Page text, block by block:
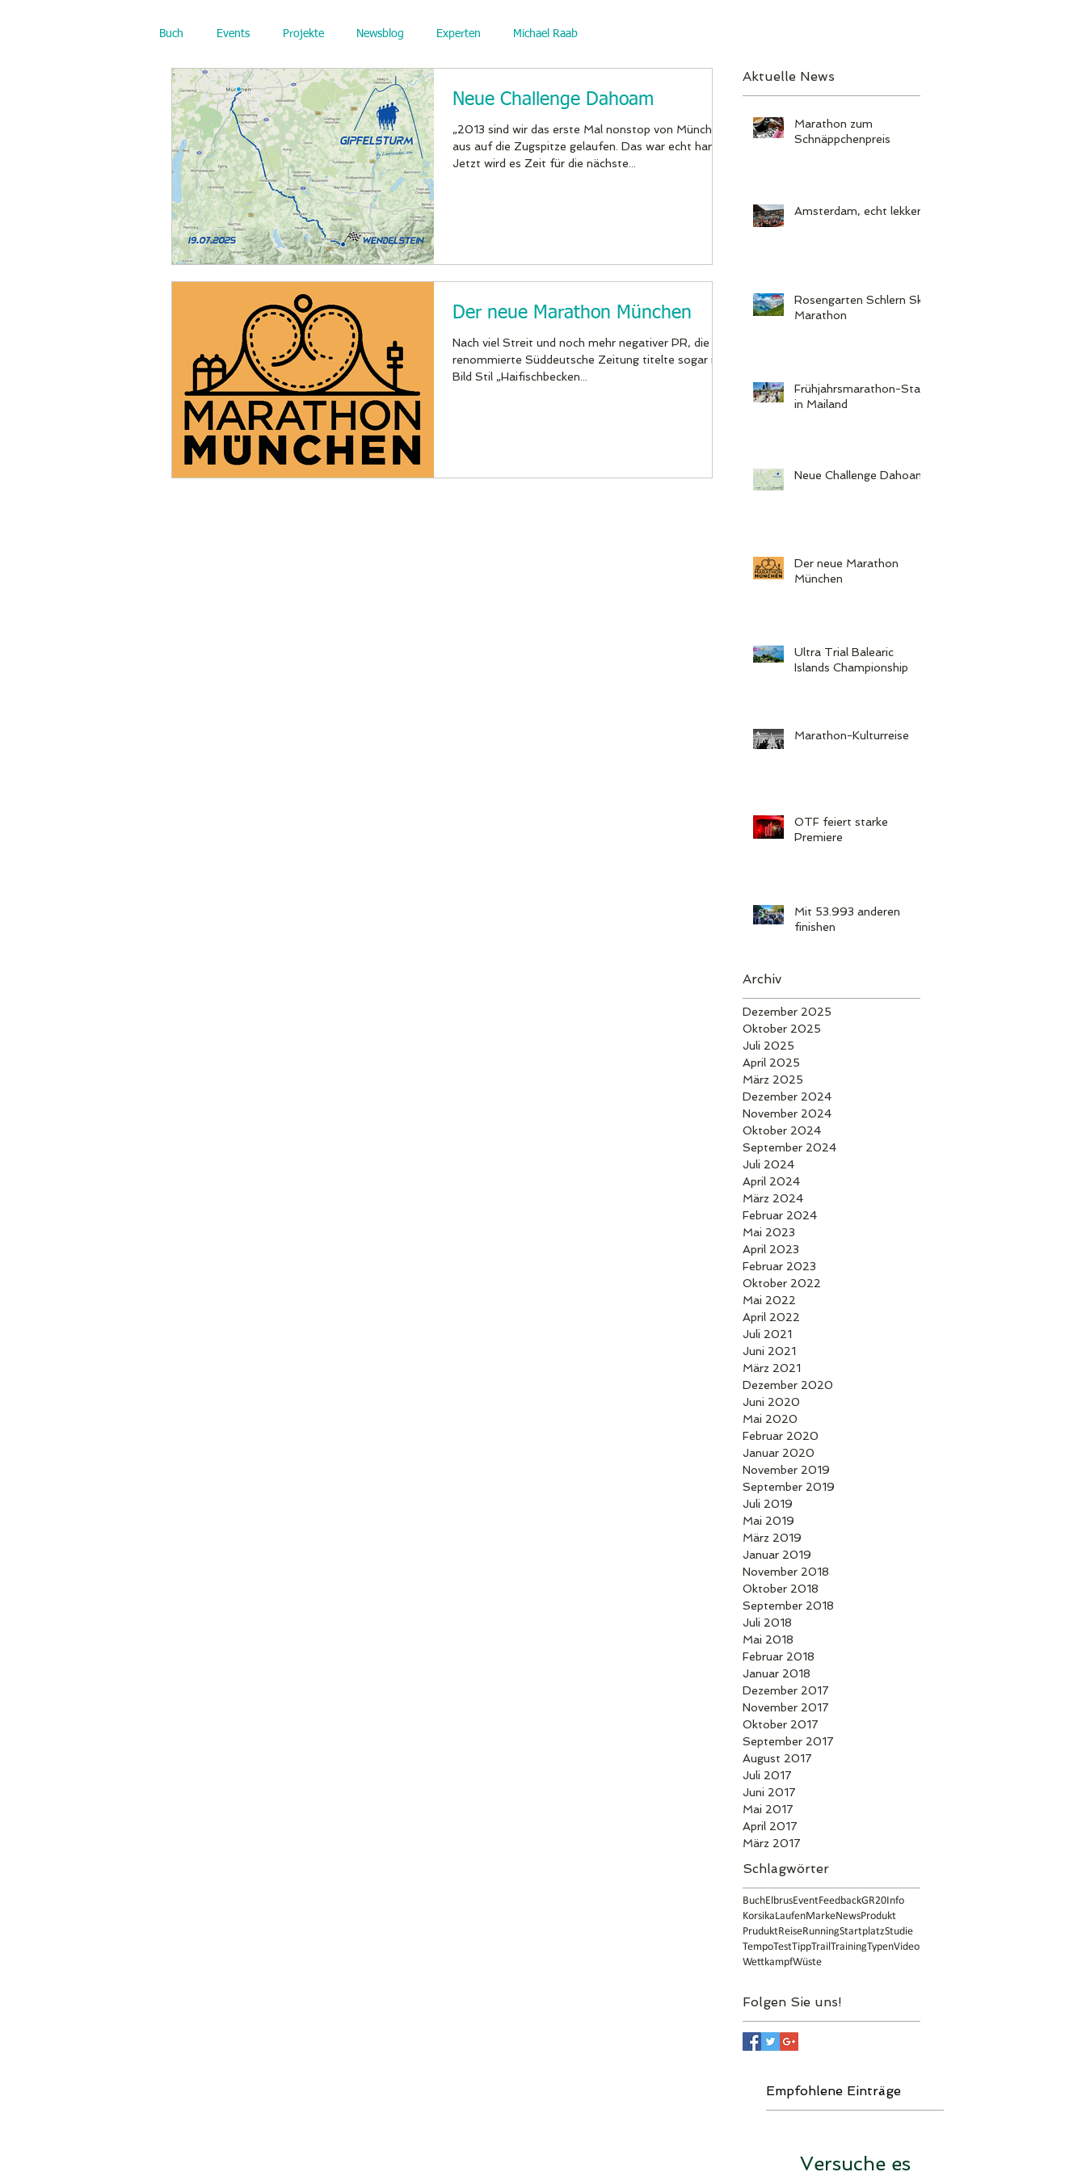
Buch Events Projekte Newsblog Experten Michael Raab
Neue Challenge Dahoam
„2013 sind wir das erste Mal nonstop von München
aus auf die Zugspitze gelaufen. Das war echt hart.
Jetzt wird es Zeit für die nächste...
Der neue Marathon München
Nach viel Streit und noch mehr negativer PR, die
renommierte Süddeutsche Zeitung titelte sogar im
Bild Stil „Haifischbecken...
Aktuelle News
Marathon zum
Schnäppchenpreis
Amsterdam, echt lekker!
Rosengarten Schlern Sky
Marathon
Frühjahrsmarathon-Start
in Mailand
Neue Challenge Dahoam
Der neue Marathon
München
Ultra Trial Balearic
Islands Championship
Marathon-Kulturreise
OTF feiert starke
Premiere
Mit 53.993 anderen
finishen
Archiv
Dezember 2025
Oktober 2025
Juli 2025
April 2025
März 2025
Dezember 2024
November 2024
Oktober 2024
September 2024
Juli 2024
April 2024
März 2024
Februar 2024
Mai 2023
April 2023
Februar 2023
Oktober 2022
Mai 2022
April 2022
Juli 2021
Juni 2021
März 2021
Dezember 2020
Juni 2020
Mai 2020
Februar 2020
Januar 2020
November 2019
September 2019
Juli 2019
Mai 2019
März 2019
Januar 2019
November 2018
Oktober 2018
September 2018
Juli 2018
Mai 2018
Februar 2018
Januar 2018
Dezember 2017
November 2017
Oktober 2017
September 2017
August 2017
Juli 2017
Juni 2017
Mai 2017
April 2017
März 2017
Schlagwörter
BuchElbrusEventFeedbackGR20Info
KorsikaLaufenMarkeNewsProdukt
PruduktReiseRunningStartplatzStudie
TempoTestTippTrailTrainingTypenVideo
WettkampfWüste
Folgen Sie uns!
Versuche es
Empfohlene Einträge